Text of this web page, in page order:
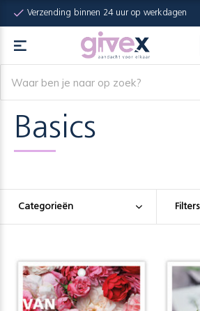
Verzending binnen 24 uur op werkdagen
Basics
Categorieën Filters